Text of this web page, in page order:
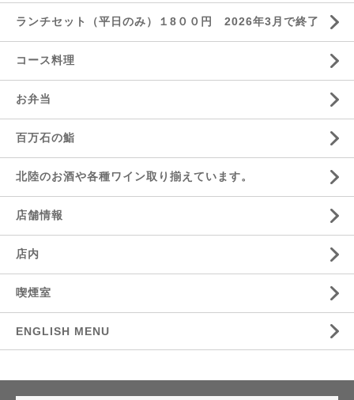
ランチセット（平日のみ）１8００円 2026年3月で終了
コース料理
お弁当
百万石の鮨
北陸のお酒や各種ワイン取り揃えています。
店舗情報
店内
喫煙室
ENGLISH MENU